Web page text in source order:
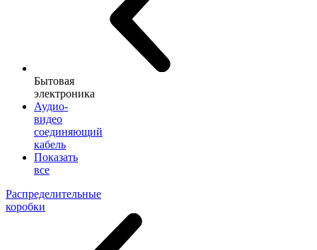
Бытовая
электроника
Аудио-
видео
соединяющий
кабель
Показать
все
Распределительные
коробки